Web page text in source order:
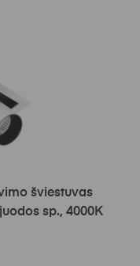
šviestuvas
sp., 4000K